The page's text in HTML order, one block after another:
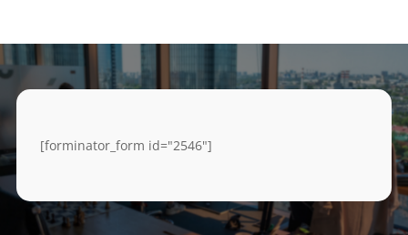
[forminator_form id="2546"]